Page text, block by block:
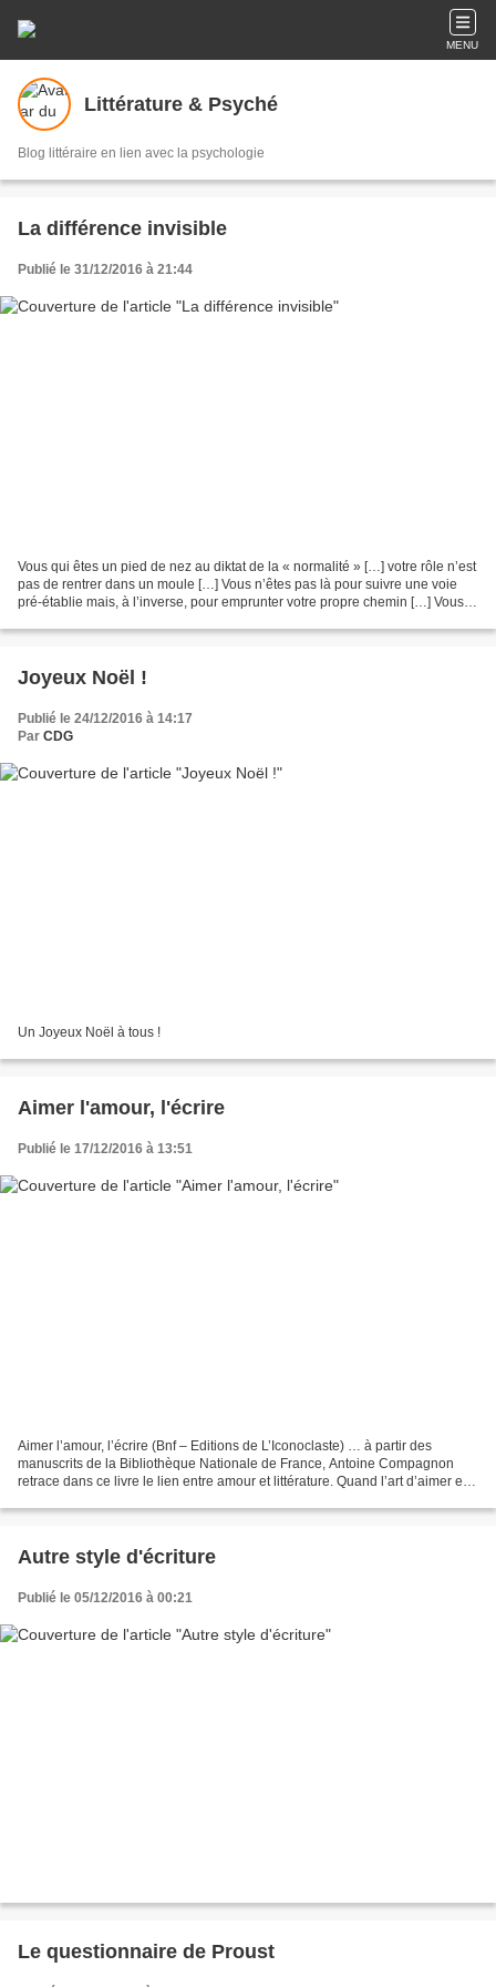
MENU
Littérature & Psyché
Blog littéraire en lien avec la psychologie
La différence invisible
Publié le 31/12/2016 à 21:44
Vous qui êtes un pied de nez au diktat de la « normalité » […] votre rôle n’est
pas de rentrer dans un moule […] Vous n’êtes pas là pour suivre une voie
pré-établie mais, à l’inverse, pour emprunter votre propre chemin […] Vous
Joyeux Noël !
Publié le 24/12/2016 à 14:17
Par CDG
Un Joyeux Noël à tous !
Aimer l'amour, l'écrire
Publié le 17/12/2016 à 13:51
Aimer l’amour, l’écrire (Bnf – Editions de L’Iconoclaste) … à partir des
manuscrits de la Bibliothèque Nationale de France, Antoine Compagnon
retrace dans ce livre le lien entre amour et littérature. Quand l’art d’aimer et
Autre style d'écriture
Publié le 05/12/2016 à 00:21
Le questionnaire de Proust